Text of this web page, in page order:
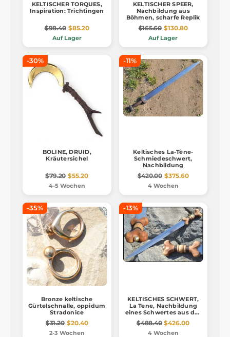
KELTISCHER TORQUES,
Inspiration: Trichtingen
$98.40 $85.20
Auf Lager
KELTISCHER SPEER,
Nachbildung aus
Böhmen, scharfe Replik
$165.60 $130.80
Auf Lager
-30%
BOLINE, DRUID,
Kräutersichel
$79.20 $55.20
4-5 Wochen
-11%
Keltisches La-Tène-
Schmiedeschwert,
Nachbildung
$420.00 $375.60
4 Wochen
-35%
Bronze keltische
Gürtelschnalle, oppidum
Stradonice
$31.20 $20.40
2-3 Wochen
-13%
KELTISCHES SCHWERT,
La Tene, Nachbildung
eines Schwertes aus der
Eisenzeit
$488.40 $426.00
4 Wochen